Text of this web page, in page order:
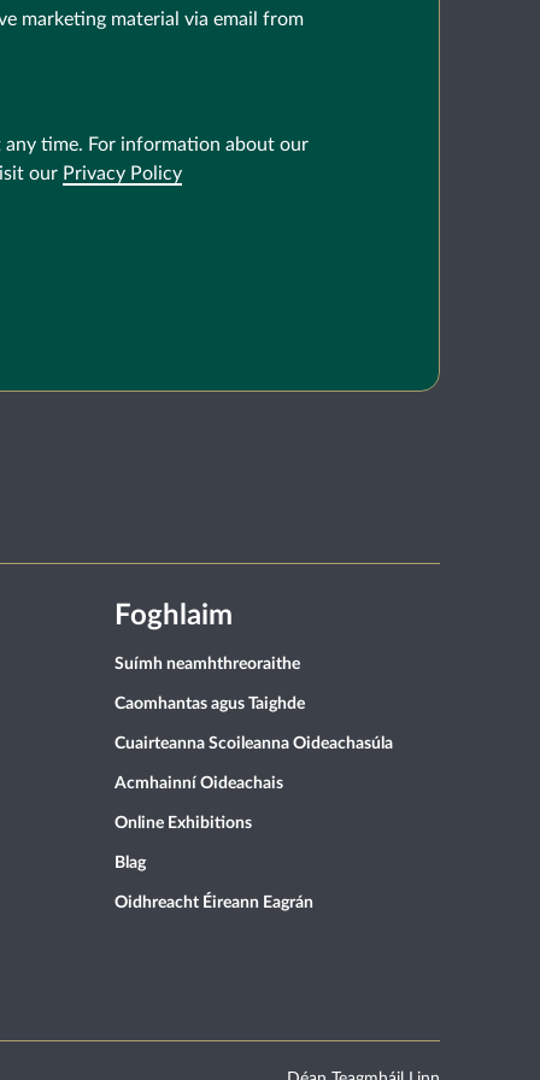
marketing material via email from
any time. For information about our
our Privacy Policy
Foghlaim
Suímh neamhthreoraithe
Caomhantas agus Taighde
Cuairteanna Scoileanna Oideachasúla
Acmhainní Oideachais
Online Exhibitions
Blag
Oidhreacht Éireann Eagrán